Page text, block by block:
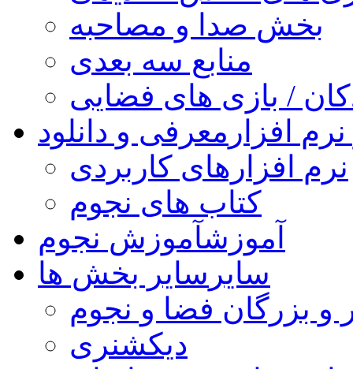
بخش صدا و مصاحبه
منابع سه بعدی
/ بازی های فضایی
افزار معرفی و دانلود
نرم افزارهای کاربردی
کتاب های نجوم
آموزشآموزش نجوم
سایر سایر بخش ها
و بزرگان فضا و نجوم
دیکشنری